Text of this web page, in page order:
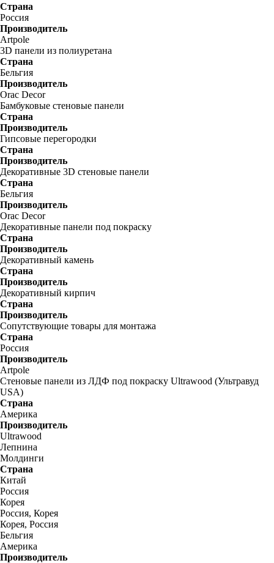
Страна
Россия
Производитель
Artpole
3D панели из полиуретана
Страна
Бельгия
Производитель
Orac Decor
Бамбуковые стеновые панели
Страна
Производитель
Гипсовые перегородки
Страна
Производитель
Декоративные 3D стеновые панели
Страна
Бельгия
Производитель
Orac Decor
Декоративные панели под покраску
Страна
Производитель
Декоративный камень
Страна
Производитель
Декоративный кирпич
Страна
Производитель
Сопутствующие товары для монтажа
Страна
Россия
Производитель
Artpole
Стеновые панели из ЛДФ под покраску Ultrawood (Ультравуд
USA)
Страна
Америка
Производитель
Ultrawood
Лепнина
Молдинги
Страна
Китай
Россия
Корея
Россия, Корея
Корея, Россия
Бельгия
Америка
Производитель